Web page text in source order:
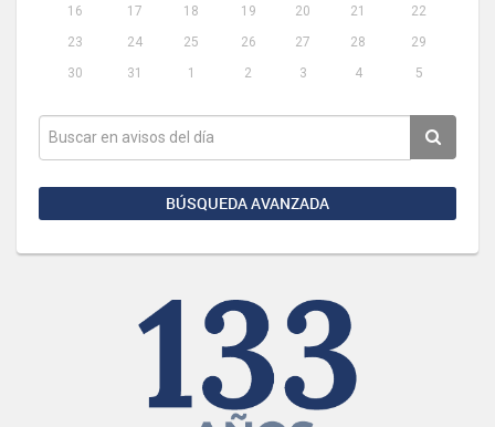
16
17 18 19 20 21
22
23
24 25 26 27 28
29
30
31 1 2 3 4 5
BÚSQUEDA AVANZADA